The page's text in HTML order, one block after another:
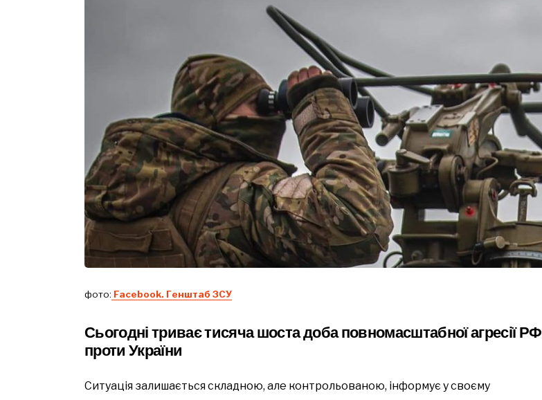
фото: Facebook. Генштаб ЗСУ
Сьогодні триває тисяча шоста доба повномасштабної агресії РФ
проти України
Ситуація залишається складною, але контрольованою, інформує у своєму